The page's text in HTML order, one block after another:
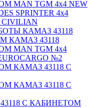
MAN TGM 4x4 NEW
SPRINTER 4x4
КАМАЗ 43118
КАМАЗ 43118
MAN TGM 4x4
№2
КАМАЗ 43118 С
КАМАЗ 43118 С
С КАБИНЕТОМ